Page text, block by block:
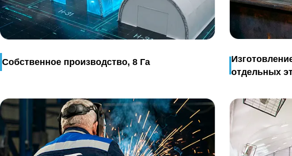
Собственное производство, 8 Га
отдельных